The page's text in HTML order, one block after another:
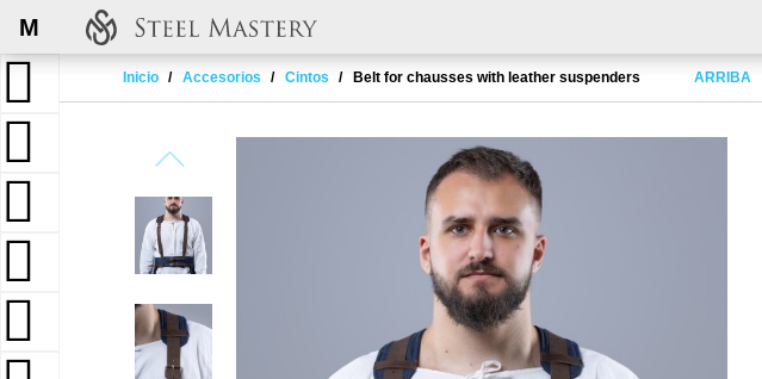
M
Inicio Accesorios Cintos Belt for chausses with leather suspenders ARRIBA